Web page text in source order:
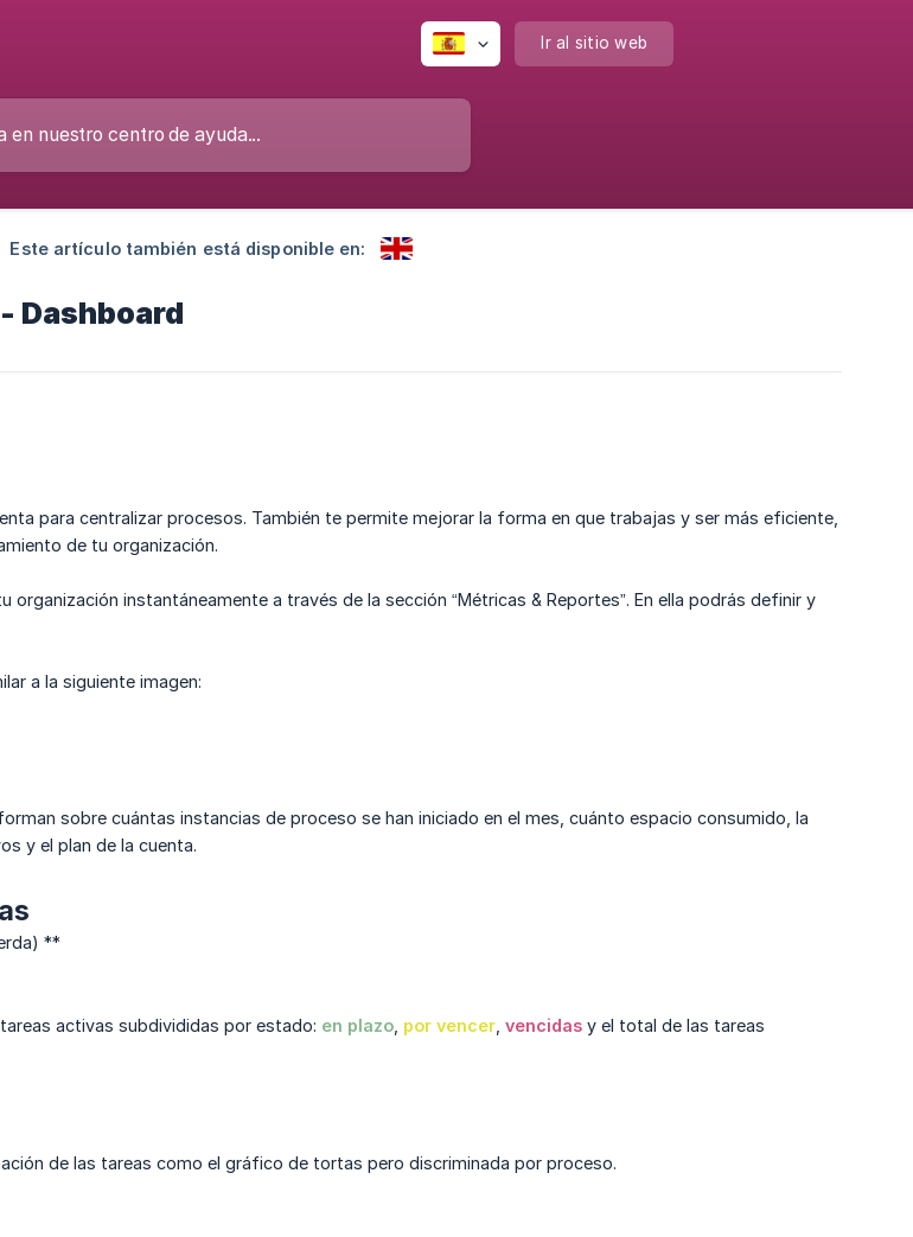
Ir al sitio web
Este artículo también está disponible en:
Dashboard
para centralizar procesos. También te permite mejorar la forma en que trabajas y ser más eficiente,
de tu organización.
organización instantáneamente a través de la sección “Métricas & Reportes”. En ella podrás definir y
a la siguiente imagen:
sobre cuántas instancias de proceso se han iniciado en el mes, cuánto espacio consumido, la
y el plan de la cuenta.
**
activas subdivididas por estado: en plazo por vencer vencidas y el total de las tareas
de las tareas como el gráfico de tortas pero discriminada por proceso.